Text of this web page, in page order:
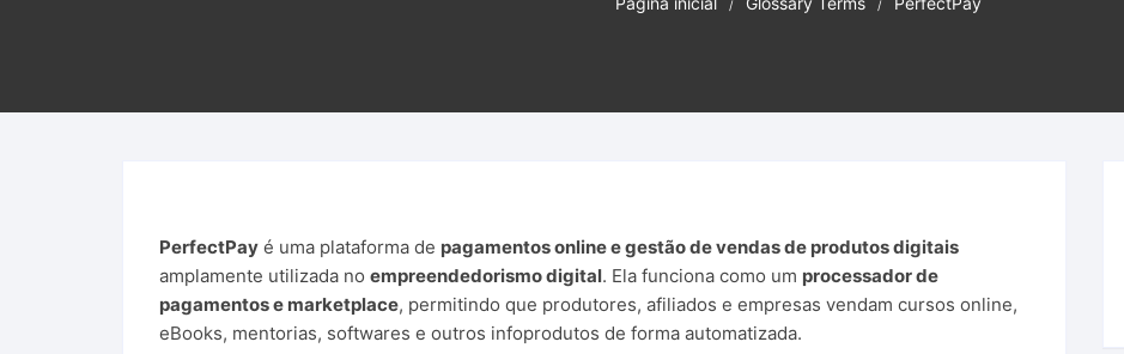
Plataforma de Afiliados
Sites Parceiros
PerfectPay é uma plataforma de pagamentos online e gestão de vendas de produtos digitais
amplamente utilizada no empreendedorismo digital. Ela funciona como um processador de
pagamentos e marketplace, permitindo que produtores, afiliados e empresas vendam cursos online,
eBooks, mentorias, softwares e outros infoprodutos de forma automatizada.